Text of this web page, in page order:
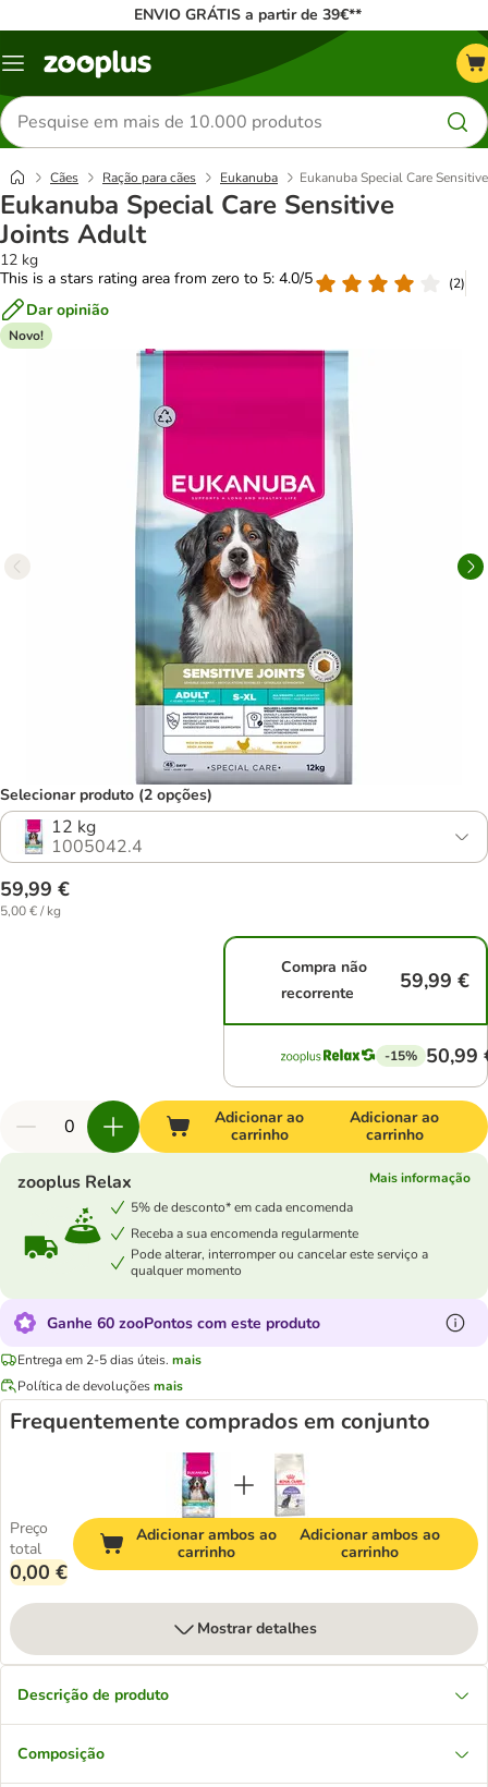
ENVIO GRÁTIS a partir de 39€**
Menu
Pesquisar
produtos
Cães Ração para cães Eukanuba Eukanuba Special Care
Eukanuba Special Care Sensitive
Joints Adult
12 kg
This is a stars rating area from zero to 5: 4.0/5
(2)
Dar opinião
Novo!
Selecionar produto (2 opções)
12 kg
1005042.4
59,99 €
5,00 € / kg
Compra não
recorrente
59,99 €
-15% 50,99
Adicionar ao
carrinho
Adicionar ao
carrinho
zooplus Relax
Mais informação
5% de desconto* em cada encomenda
Receba a sua encomenda regularmente
Pode alterar, interromper ou cancelar este serviço a
qualquer momento
Ganhe 60 zooPontos com este produto
Entrega em 2-5 dias úteis. mais
Política de devoluçõesmais
Frequentemente comprados em conjunto
Preço
total
0,00 €
Adicionar ambos ao
carrinho
Adicionar ambos ao
carrinho
Mostrar detalhes
Descrição de produto
Composição